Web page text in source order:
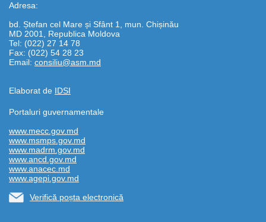
Adresa:
bd. Ștefan cel Mare și Sfânt 1, mun. Chișinău
MD 2001, Republica Moldova
Tel: (022) 27 14 78
Fax: (022) 54 28 23
Email: consiliu@asm.md
Elaborat de IDSI
Portaluri guvernamentale
www.mecc.gov.md
www.msmps.gov.md
www.madrm.gov.md
www.ancd.gov.md
www.anacec.md
www.agepi.gov.md
Verifică poșta electronică